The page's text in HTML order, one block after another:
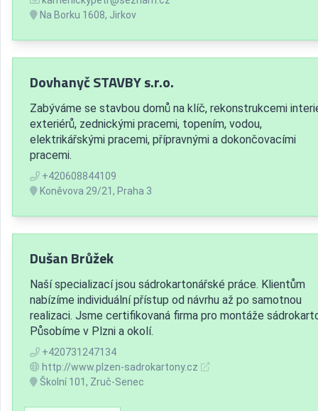
Na Borku 1608, Jirkov
Dovhanyč STAVBY s.r.o.
Zabýváme se stavbou domů na klíč, rekonstrukcemi
exteriérů, zednickými pracemi, topením, vodou,
elektrikářskými pracemi, přípravnými a dokončovacími
pracemi.
+420608844109
Koněvova 29/21, Praha 3
Dušan Brůžek
Naší specializací jsou sádrokartonářské práce. Klientům
nabízíme individuální přístup od návrhu až po samotnou
realizaci. Jsme certifikovaná firma pro montáže
Působíme v Plzni a okolí.
+420731247134
http://www.plzen-sadrokartony.cz
Školní 101, Zruč-Senec